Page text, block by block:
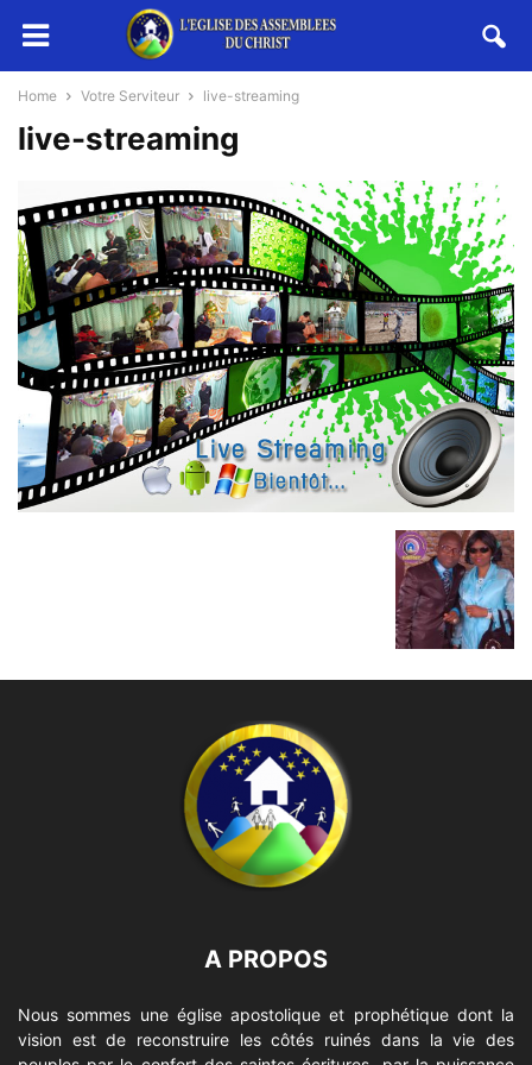
Home Votre Serviteur live-streaming
live-streaming
A PROPOS
Nous sommes une église apostolique et prophétique dont la
vision est de reconstruire les côtés ruinés dans la vie des